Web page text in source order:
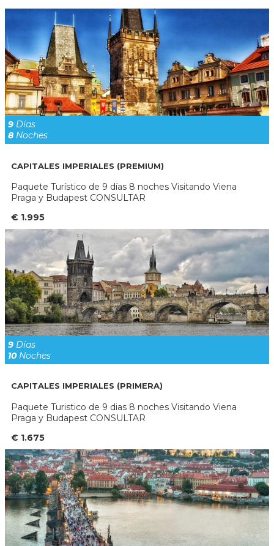
9 Días
8 Noches
CAPITALES IMPERIALES (PREMIUM)
Paquete Turístico de 9 días 8 noches Visitando Viena
Praga y Budapest CONSULTAR
€ 1.995
9 Días
10Noches
CAPITALES IMPERIALES (PRIMERA)
Paquete Turistico de 9 dias 8 noches Visitando Viena
Praga y Budapest CONSULTAR
€ 1.675